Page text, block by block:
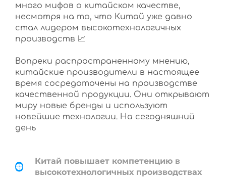
много мифов о китайском качестве,
несмотря на то, что Китай уже давно
стал лидером высокотехнологичных
производств 📈
Вопреки распространенному мнению,
китайские производители в настоящее
время сосредоточены на производстве
качественной продукции. Они открывают
миру новые бренды и используют
новейшие технологии. На сегодняшний
день
Китай повышает компетенцию в
высокотехнологичных производствах